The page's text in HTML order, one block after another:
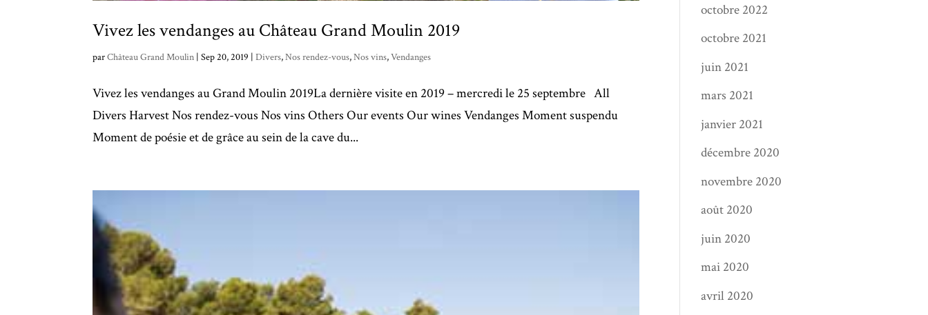
Vivez les vendanges au Château Grand Moulin 2019
parChâteau Grand Moulin |Sep 20, 2019 |Divers,Nos rendez-vous,Nos vins,Vendanges
Vivez les vendanges au Grand Moulin 2019La dernière visite en 2019 – mercredi le 25 septembre All
Divers Harvest Nos rendez-vous Nos vins Others Our events Our wines Vendanges Moment suspendu
Moment de poésie et de grâce au sein de la cave du...
octobre 2022
octobre 2021
juin 2021
mars 2021
janvier 2021
décembre 2020
novembre 2020
août 2020
juin 2020
mai 2020
avril 2020